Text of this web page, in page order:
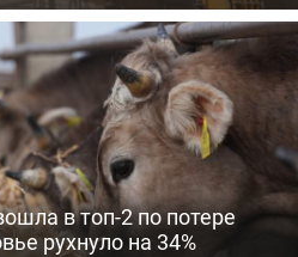
в топ-2 по потере
рухнуло на 34%